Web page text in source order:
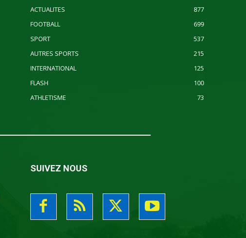
ACTUALITES
877
FOOTBALL
699
SPORT
537
AUTRES SPORTS
215
INTERNATIONAL
125
FLASH
100
ATHLETISME
73
SUIVEZ NOUS